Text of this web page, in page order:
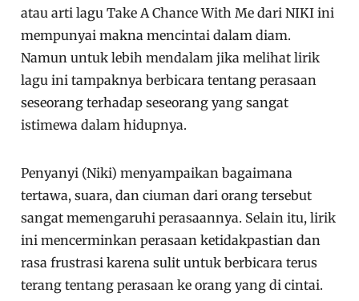
atau arti lagu Take A Chance With Me dari NIKI ini
mempunyai makna mencintai dalam diam.
Namun untuk lebih mendalam jika melihat lirik
lagu ini tampaknya berbicara tentang perasaan
seseorang terhadap seseorang yang sangat
istimewa dalam hidupnya.
Penyanyi (Niki) menyampaikan bagaimana
tertawa, suara, dan ciuman dari orang tersebut
sangat memengaruhi perasaannya. Selain itu, lirik
ini mencerminkan perasaan ketidakpastian dan
rasa frustrasi karena sulit untuk berbicara terus
terang tentang perasaan ke orang yang di cintai.